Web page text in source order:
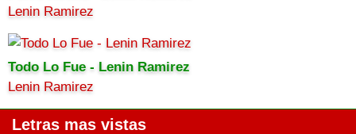
Lenin Ramirez
Todo Lo Fue - Lenin Ramirez
Lenin Ramirez
Letras mas vistas